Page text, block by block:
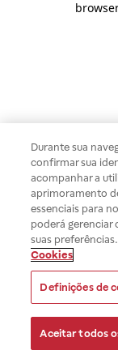
Durante sua
confirmar sua
acompanhar a
aprimoramento
essenciais para
poderá gerenciar
suas preferências.
Cookies
Definições de
Aceitar todos